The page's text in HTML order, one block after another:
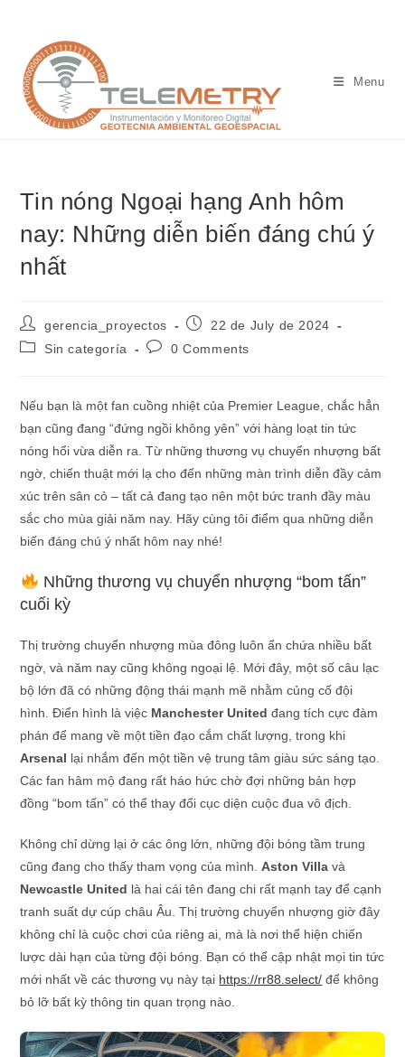
content
Menu
Tin nóng Ngoại hạng Anh hôm
nay: Những diễn biến đáng chú ý
nhất
Post
author:
gerencia_proyectos
Post22 de July de 2024
PostSin categoría
Post0 Comments
Nếu bạn là một fan cuồng nhiệt của Premier League, chắc hẳn
bạn cũng đang “đứng ngồi không yên” với hàng loạt tin tức
nóng hổi vừa diễn ra. Từ những thương vụ chuyển nhượng bất
ngờ, chiến thuật mới lạ cho đến những màn trình diễn đầy cảm
xúc trên sân cỏ – tất cả đang tạo nên một bức tranh đầy màu
sắc cho mùa giải năm nay. Hãy cùng tôi điểm qua những diễn
biến đáng chú ý nhất hôm nay nhé!
Những thương vụ chuyển nhượng “bom tấn”
cuối kỳ
Thị trường chuyển nhượng mùa đông luôn ẩn chứa nhiều bất
ngờ, và năm nay cũng không ngoại lệ. Mới đây, một số câu lạc
bộ lớn đã có những động thái mạnh mẽ nhằm củng cố đội
hình. Điển hình là việc Manchester United đang tích cực đàm
phán để mang về một tiền đạo cắm chất lượng, trong khi
Arsenal lại nhắm đến một tiền vệ trung tâm giàu sức sáng tạo.
Các fan hâm mộ đang rất háo hức chờ đợi những bản hợp
đồng “bom tấn” có thể thay đổi cục diện cuộc đua vô địch.
Không chỉ dừng lại ở các ông lớn, những đội bóng tầm trung
cũng đang cho thấy tham vọng của mình.Aston Villa và
Newcastle United là hai cái tên đang chi rất mạnh tay để cạnh
tranh suất dự cúp châu Âu. Thị trường chuyển nhượng giờ đây
không chỉ là cuộc chơi của riêng ai, mà là nơi thể hiện chiến
lược dài hạn của từng đội bóng. Bạn có thể cập nhật mọi tin tức
mới nhất về các thương vụ này tại https://rr88.select/ để không
bỏ lỡ bất kỳ thông tin quan trọng nào.